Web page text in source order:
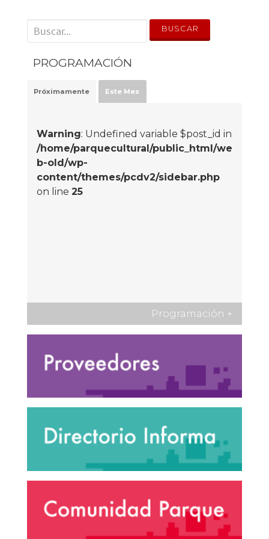
' . __('Search for:') . '
PROGRAMACIÓN
Próximamente Este Mes
Warning: Undefined variable $post_id in
/home/parquecultural/public_html/we
b-old/wp-
content/themes/pcdv2/sidebar.php
on line 25
Programación +